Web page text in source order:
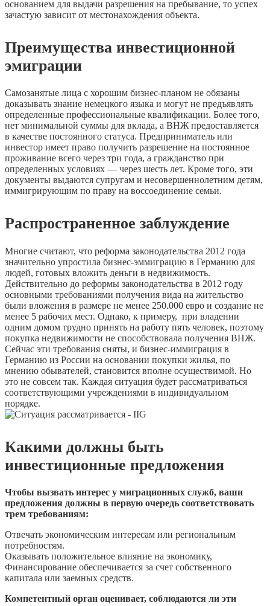
основанием для выдачи разрешения на пребывание, то успех
зачастую зависит от местонахождения объекта.
Преимущества инвестиционной
эмиграции
Самозанятые лица с хорошим бизнес-планом не обязаны
доказывать знание немецкого языка и могут не предъявлять
определенные профессиональные квалификации. Более того,
нет минимальной суммы для вклада, а ВНЖ предоставляется
в качестве постоянного статуса. Предприниматель или
инвестор имеет право получить разрешение на постоянное
проживание всего через три года, а гражданство при
определенных условиях — через шесть лет. Кроме того, эти
документы выдаются супругам и несовершеннолетним детям,
иммигрирующим по праву на воссоединение семьи.
Распространенное заблуждение
Многие считают, что реформа законодательства 2012 года
значительно упростила бизнес-эммиграцию в Германию для
людей, готовых вложить деньги в недвижимость.
Действительно до реформы законодательства в 2012 году
основными требованиями получения вида на жительство
были вложения в размере не менее 250.000 евро и создание не
менее 5 рабочих мест. Однако, к примеру, при владении
одним домом трудно принять на работу пять человек, поэтому
покупка недвижимости не способствовала получения ВНЖ.
Сейчас эти требования сняты, и бизнес-иммиграция в
Германию из России на основании покупки жилья, по
мнению обывателей, становится вполне осуществимой. Но
это не совсем так. Каждая ситуация будет рассматриваться
соответствующими учреждениями в индивидуальном
порядке.
Какими должны быть
инвестиционные предложения
Чтобы вызвать интерес у миграционных служб, ваши
предложения должны в первую очередь соответствовать
трем требованиям:
Отвечать экономическим интересам или региональным
потребностям.
Оказывать положительное влияние на экономику,
Финансирование обеспечивается за счет собственного
капитала или заемных средств.
Компетентный орган оценивает, соблюдаются ли эти